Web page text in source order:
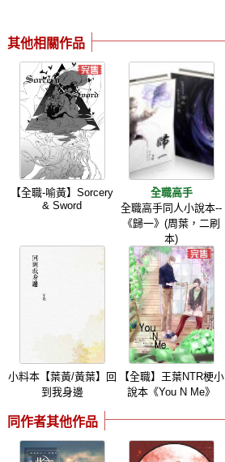
其他相關作品
【全職-喻黃】Sorcery
& Sword
全職高手
全職高手同人小說本--
《歸一》(周葉，二刷
本)
小料本【葉黃/黃葉】回
到我身邊
【全職】王葉NTR梗小
說本《You N Me》
同作者其他作品